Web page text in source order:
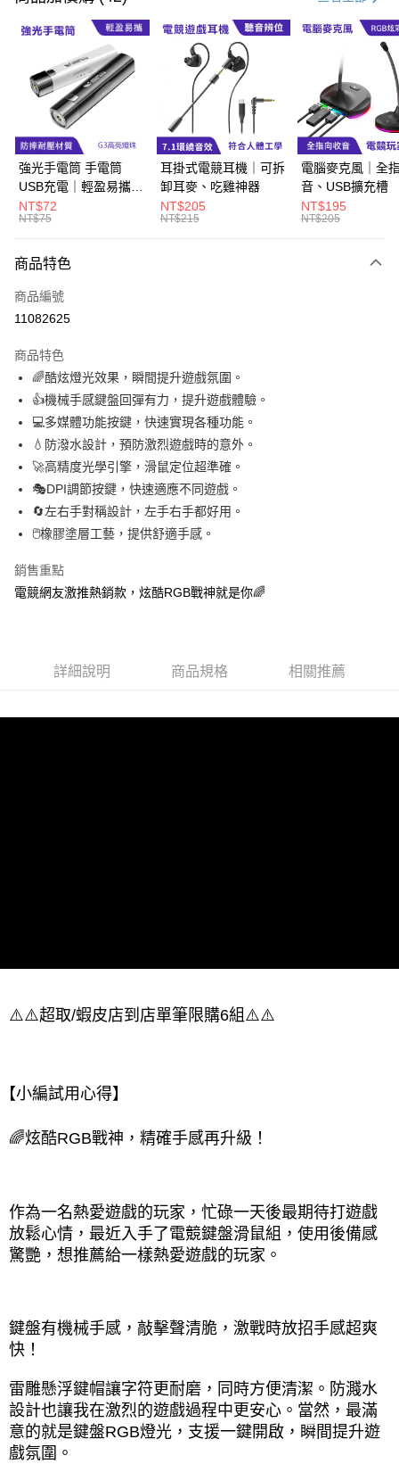
LINE Pay
Apple Pay
街口支付
Google Pay
ATM付款
宅配
每筆NT$60，滿NT$800(含以上)免運費
外島宅配
每筆NT$100
強光手電筒 手電筒
USB充電｜輕盈易攜、
生活防水
NT$72
NT$75
耳掛式電競耳機｜可拆
卸耳麥、吃雞神器
NT$205
NT$215
電腦麥克風｜全
音、USB擴充槽
NT$195
NT$205
商品特色
商品編號
11082625
商品特色
🌈酷炫燈光效果，瞬間提升遊戲氛圍。
👍機械手感鍵盤回彈有力，提升遊戲體驗。
💻多媒體功能按鍵，快速實現各種功能。
💧防潑水設計，預防激烈遊戲時的意外。
🚀高精度光學引擎，滑鼠定位超準確。
🎭DPI調節按鍵，快速適應不同遊戲。
🔄左右手對稱設計，左手右手都好用。
🖱️橡膠塗層工藝，提供舒適手感。
銷售重點
電競網友激推熱銷款，炫酷RGB戰神就是你🌈
詳細說明 商品規格 相關推薦
⚠️⚠️超取/蝦皮店到店單筆限購6組⚠️⚠️
【小編試用心得】
🌈炫酷RGB戰神，精確手感再升級！
作為一名熱愛遊戲的玩家，忙碌一天後最期待打遊戲
放鬆心情，最近入手了電競鍵盤滑鼠組，使用後備感
驚艷，想推薦給一樣熱愛遊戲的玩家。
鍵盤有機械手感，敲擊聲清脆，激戰時放招手感超爽
快！
雷雕懸浮鍵帽讓字符更耐磨，同時方便清潔。防濺水
設計也讓我在激烈的遊戲過程中更安心。當然，最滿
意的就是鍵盤RGB燈光，支援一鍵開啟，瞬間提升遊
戲氛圍。